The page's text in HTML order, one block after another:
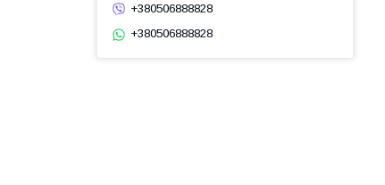
+380506888828
+380506888828